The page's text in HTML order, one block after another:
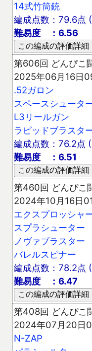
14式竹筒銃
編成点数：79.6点
難易度 ：6.56
第606回 どんぴこ
2025年06月16日
.52ガロン
スペースシュータ
L3リールガン
ラピッドブラスタ
編成点数：76.2点
難易度 ：6.51
第460回 どんぴこ
2024年10月16日
エクスプロッシャ
スプラシューター
ノヴァブラスター
バレルスピナー
編成点数：78.2点
難易度 ：6.47
第408回 どんぴこ
2024年07月20日
N-ZAP